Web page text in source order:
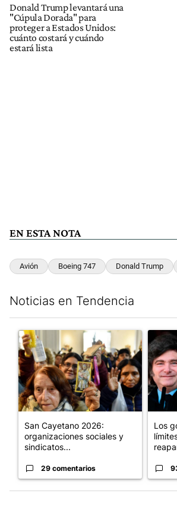
Donald Trump levantará una
"Cúpula Dorada" para
proteger a Estados Unidos:
cuánto costará y cuándo
estará lista
EN ESTA NOTA
Avión Boeing 747 Donald Trump
Noticias en Tendencia
Un artículo de tendencia con el título
San Cayetano 2026:
organizaciones sociales y
sindicatos...
29 comentarios
Un
Los